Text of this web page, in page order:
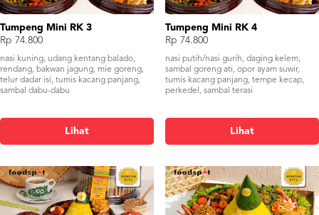
Tumpeng Mini RK 3
Rp 74.800
nasi kuning, udang kentang balado,
rendang, bakwan jagung, mie goreng,
telur dadar isi, tumis kacang panjang,
sambal dabu-dabu
Lihat
Tumpeng Mini RK 4
Rp 74.800
nasi putih/nasi gurih, daging kelem,
sambal goreng ati, opor ayam suwir,
tumis kacang panjang, tempe kecap,
perkedel, sambal terasi
Lihat